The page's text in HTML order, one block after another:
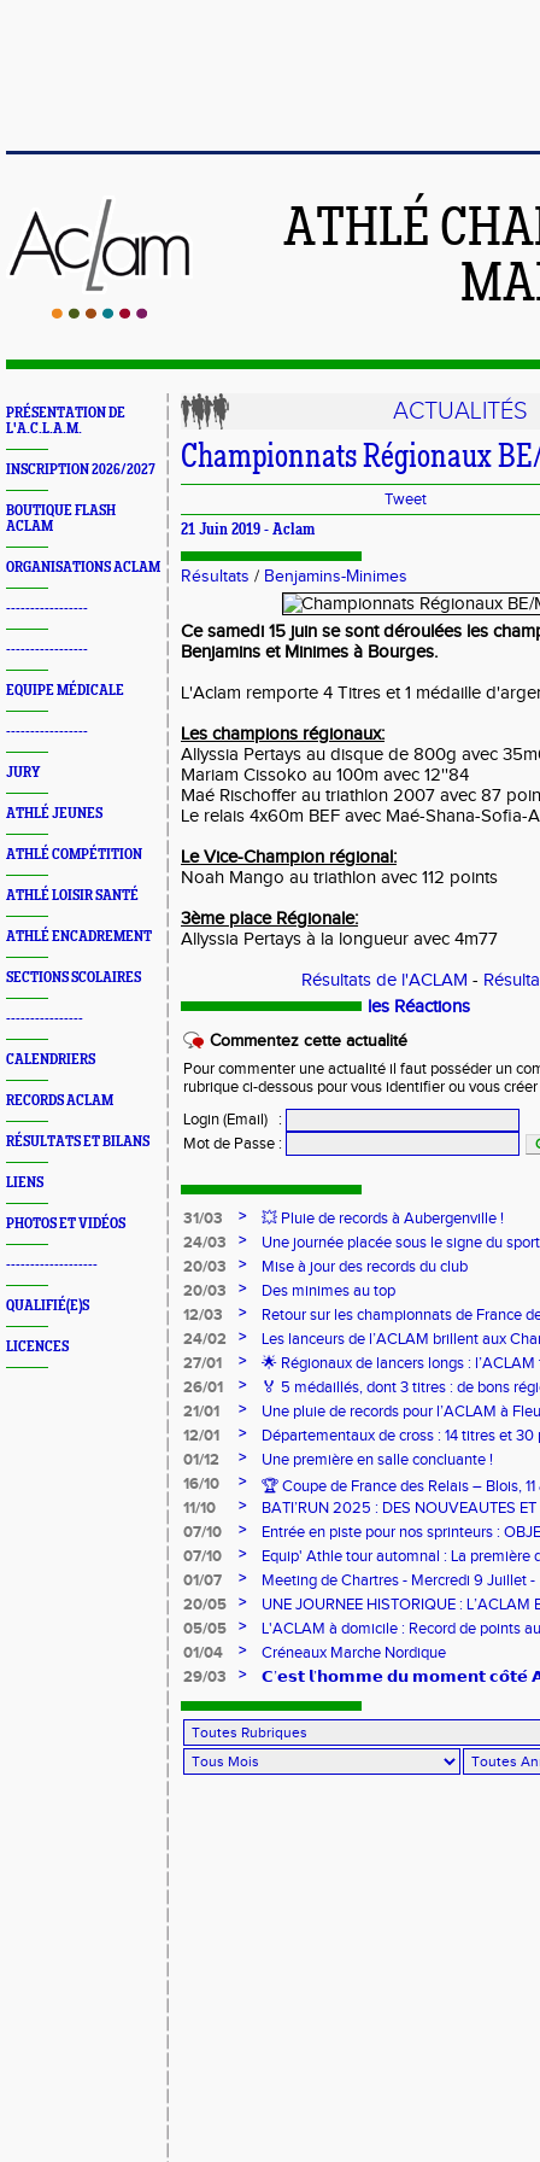
ATHLÉ
PRÉSENTATION DE
L'A.C.L.A.M.
INSCRIPTION 2026/2027
BOUTIQUE FLASH
ACLAM
ORGANISATIONS ACLAM
-----------------
-----------------
EQUIPE MÉDICALE
-----------------
JURY
ATHLÉ JEUNES
ATHLÉ COMPÉTITION
ATHLÉ LOISIR SANTÉ
ATHLÉ ENCADREMENT
SECTIONS SCOLAIRES
----------------
CALENDRIERS
RECORDS ACLAM
RÉSULTATS ET BILANS
LIENS
PHOTOS ET VIDÉOS
-------------------
QUALIFIÉ(E)S
LICENCES
ACTUALITÉS
Championnats Régionaux
Tweet
21 Juin 2019 - Aclam
Résultats / Benjamins-Minimes
Ce samedi 15 juin se sont déroulées les
Benjamins et Minimes à Bourges.
L'Aclam remporte 4 Titres et 1 médaille
Les champions régionaux:
Allyssia Pertays au disque de 800g avec
Mariam Cissoko au 100m avec 12''84
Maé Rischoffer au triathlon 2007 avec 87
Le relais 4x60m BEF avec Maé-Shana-Sofia-
Le Vice-Champion régional:
Noah Mango au triathlon avec 112 points
3ème place Régionale:
Allyssia Pertays à la longueur avec 4m77
Résultats de l'ACLAM -
les Réactions
Commentez cette actualité
Pour commenter une actualité il faut posséder un
rubrique ci-dessous pour vous identifier ou vous
Login (Email)
:
Mot de Passe :
31/03 >
💥 Pluie de records à Aubergenville !
24/03
>
Une journée placée sous le signe du
20/03
>
Mise à jour des records du club
20/03
>
Des minimes au top
12/03
>
Retour sur les championnats de France
24/02
>
Les lanceurs de l’ACLAM brillent aux
Lancers Longs à Nice
27/01 >
🌟 Régionaux de lancers longs :
sur-Loire
26/01 >
🏅 5 médaillés, dont 3 titres : de bons
pour l’Aclam !
21/01 >
Une pluie de records pour l’ACLAM à
12/01
>
Départementaux de cross : 14 titres et 30
01/12
>
Une première en salle concluante !
16/10
>
🏆 Coupe de France des Relais – Blois,
11/10
>
BATI’RUN 2025 : DES NOUVEAUTES
07/10
>
Entrée en piste pour nos sprinteurs :
FRANCE !
07/10 >
Equip' Athle tour automnal : La première
jeunes !
01/07 >
Meeting de Chartres - Mercredi 9 Juillet
20/05
>
UNE JOURNEE HISTORIQUE : L’ACLAM
05/05
>
L'ACLAM à domicile : Record de points
01/04
>
Créneaux Marche Nordique
29/03
> 𝗖’𝗲𝘀𝘁 𝗹’𝗵𝗼𝗺𝗺𝗲 𝗱𝘂 𝗺𝗼𝗺𝗲𝗻𝘁 𝗰𝗼̂𝘁𝗲́